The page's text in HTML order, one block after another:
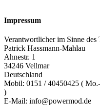
Impressum
Verantwortlicher im Sinne des
Patrick Hassmann-Mahlau
Ahnestr. 1
34246 Vellmar
Deutschland
Mobil: 0151 / 40450425 (
)
E-Mail: info@powermod.de